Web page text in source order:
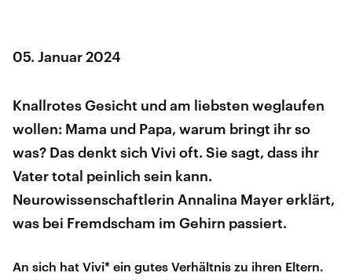
05. Januar 2024
Knallrotes Gesicht und am liebsten weglaufen
wollen: Mama und Papa, warum bringt ihr so
was? Das denkt sich Vivi oft. Sie sagt, dass ihr
Vater total peinlich sein kann.
Neurowissenschaftlerin Annalina Mayer erklärt,
was bei Fremdscham im Gehirn passiert.
An sich hat Vivi* ein gutes Verhältnis zu ihren Eltern.